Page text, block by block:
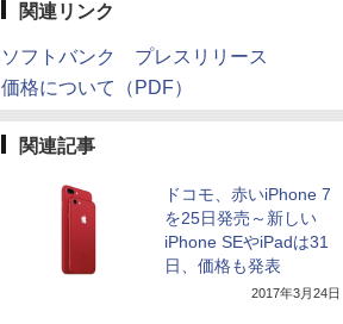
関連リンク
ソフトバンク プレスリリース
価格について（PDF）
関連記事
ドコモ、赤いiPhone 7
を25日発売～新しい
iPhone SEやiPadは31
日、価格も発表
2017年3月24日